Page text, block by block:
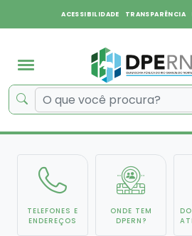
ACESSIBILIDADE TRANSPARÊNCIA
TELEFONES E
ENDEREÇOS
ONDE TEM
DPERN?